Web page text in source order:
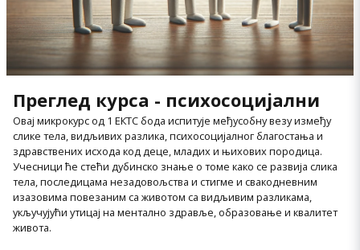
Преглед курса - психосоцијални
Овај микрокурс од 1 ЕКТС бода испитује међусобну везу између
слике тела, видљивих разлика, психосоцијалног благостања и
здравствених исхода код деце, младих и њихових породица.
Учесници ће стећи дубинско знање о томе како се развија слика
тела, последицама незадовољства и стигме и свакодневним
изазовима повезаним са животом са видљивим разликама,
укључујући утицај на ментално здравље, образовање и квалитет
живота.